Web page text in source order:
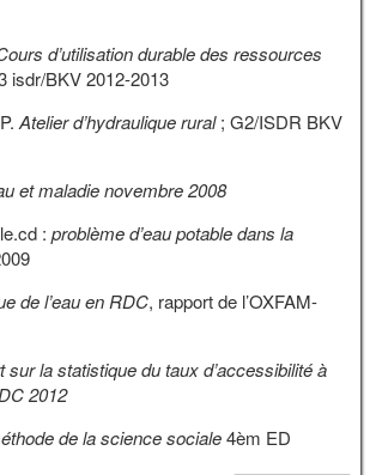
d’utilisation durable des ressources
isdr/BKV 2012-2013
Atelier d’hydraulique rural; G2/ISDR BKV
et maladie novembre 2008
:problème d’eau potable dans la
de l’eau en RDC, rapport de l’OXFAM-
sur la statistique du taux d’accessibilité à
2012
de la science sociale4èm ED